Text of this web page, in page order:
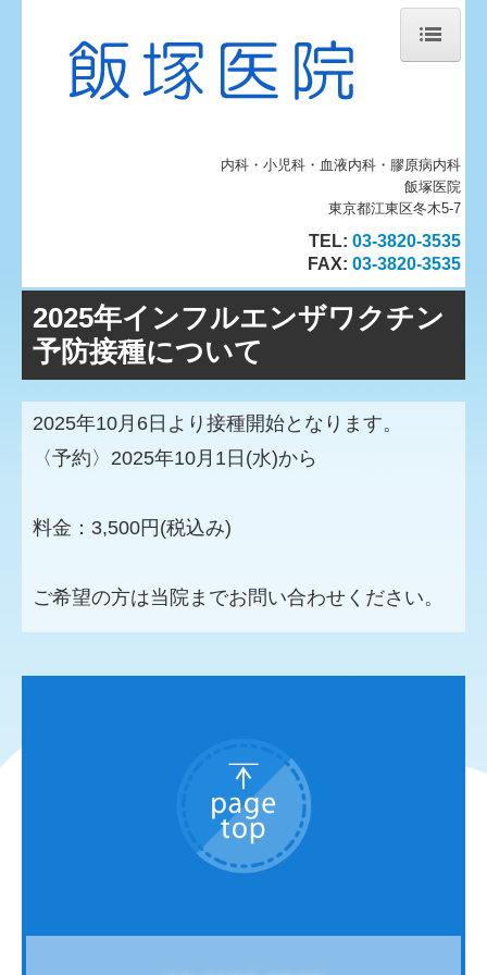
ホーム
地図、交通案内
個人情報保護方針
内科・小児科・血液内科・膠原病内科
飯塚医院
東京都江東区冬木5-7
TEL: 03-3820-3535
FAX: 03-3820-3535
2025年インフルエンザワクチン
予防接種について
2025年10月6日より接種開始となります。
〈予約〉2025年10月1日(水)から
料金：3,500円(税込み)
ご希望の方は当院までお問い合わせください。